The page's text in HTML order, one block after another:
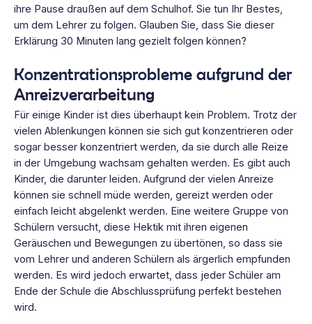
ihre Pause draußen auf dem Schulhof. Sie tun Ihr Bestes,
um dem Lehrer zu folgen. Glauben Sie, dass Sie dieser
Erklärung 30 Minuten lang gezielt folgen können?
Konzentrationsprobleme aufgrund der
Anreizverarbeitung
Für einige Kinder ist dies überhaupt kein Problem. Trotz der
vielen Ablenkungen können sie sich gut konzentrieren oder
sogar besser konzentriert werden, da sie durch alle Reize
in der Umgebung wachsam gehalten werden. Es gibt auch
Kinder, die darunter leiden. Aufgrund der vielen Anreize
können sie schnell müde werden, gereizt werden oder
einfach leicht abgelenkt werden. Eine weitere Gruppe von
Schülern versucht, diese Hektik mit ihren eigenen
Geräuschen und Bewegungen zu übertönen, so dass sie
vom Lehrer und anderen Schülern als ärgerlich empfunden
werden. Es wird jedoch erwartet, dass jeder Schüler am
Ende der Schule die Abschlussprüfung perfekt bestehen
wird.